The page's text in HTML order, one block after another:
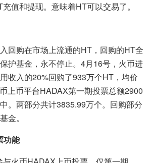
值和提现。意味着HT可以交易了。
回购在市场上流通的HT，回购的HT全
护基金，永不停止。4月16号，火币进
收入的20%回购了933万个HT，均价
上币平台HADAX第一期投票总额2900
。两部分共计3835.99万个。回购部分
金。
功能